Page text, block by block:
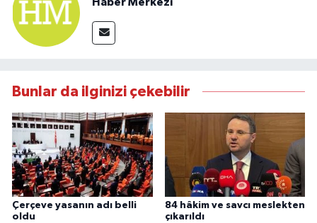
Haber Merkezi
Bunlar da ilginizi çekebilir
Çerçeve yasanın adı belli
oldu
84 hâkim ve savcı meslekten
çıkarıldı